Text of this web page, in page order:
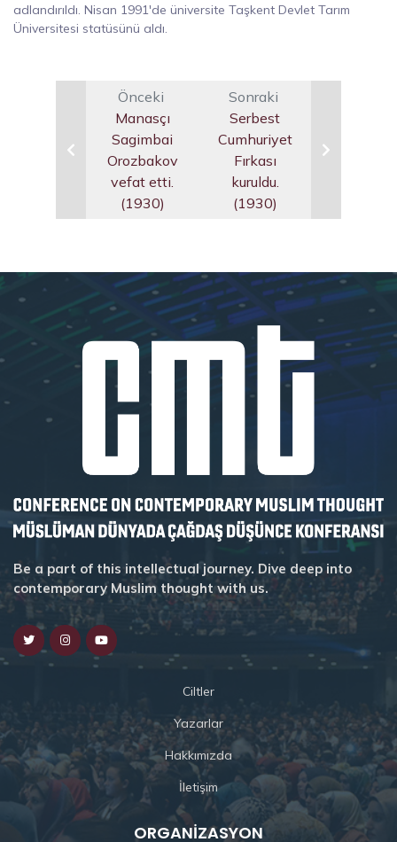
adlandırıldı. Nisan 1991'de üniversite Taşkent Devlet Tarım
Üniversitesi statüsünü aldı.
Önceki
Manasçı
Sagimbai
Orozbakov
vefat etti.
(1930)
Sonraki
Serbest
Cumhuriyet
Fırkası
kuruldu.
(1930)
Be a part of this intellectual journey. Dive deep into
contemporary Muslim thought with us.
Ciltler
Yazarlar
Hakkımızda
İletişim
ORGANIZASYON